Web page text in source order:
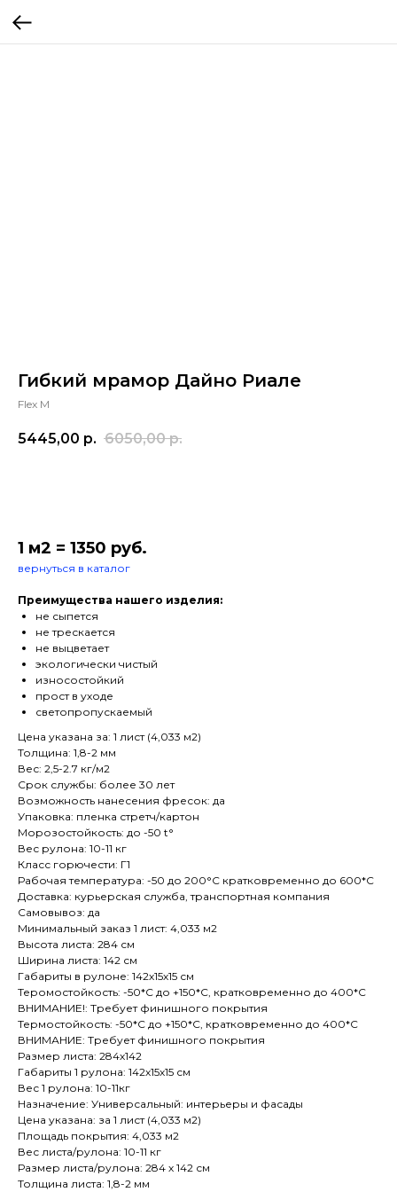
Гибкий мрамор Дайно Риале
Flex M
5445,00 р. 6050,00 р.
1 м2 = 1350 руб.
вернуться в каталог
Преимущества нашего изделия:
не сыпется
не трескается
не выцветает
экологически чистый
износостойкий
прост в уходе
светопропускаемый
Цена указана за: 1 лист (4,033 м2)
Толщина: 1,8-2 мм
Вес: 2,5-2.7 кг/м2
Срок службы: более 30 лет
Возможность нанесения фресок: да
Упаковка: пленка стретч/картон
Морозостойкость: до -50 t°
Вес рулона: 10-11 кг
Класс горючести: Г1
Рабочая температура: -50 до 200°С кратковременно до 600*С
Доставка: курьерская служба, транспортная компания
Самовывоз: да
Минимальный заказ 1 лист: 4,033 м2
Высота листа: 284 см
Ширина листа: 142 см
Габариты в рулоне: 142х15х15 см
Теромостойкость: -50*С до +150*С, кратковременно до 400*C
ВНИМАНИЕ!: Требует финишного покрытия
Термостойкость: -50*С до +150*С, кратковременно до 400*C
ВНИМАНИЕ: Требует финишного покрытия
Размер листа: 284х142
Габариты 1 рулона: 142х15х15 см
Вес 1 рулона: 10-11кг
Назначение: Универсальный: интерьеры и фасады
Цена указана: за 1 лист (4,033 м2)
Площадь покрытия: 4,033 м2
Вес листа/рулона: 10-11 кг
Размер листа/рулона: 284 х 142 см
Толщина листа: 1,8-2 мм